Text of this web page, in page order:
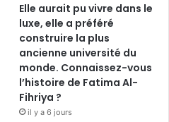
Elle aurait pu vivre dans le
luxe, elle a préféré
construire la plus
ancienne université du
monde. Connaissez-vous
l’histoire de Fatima Al-
Fihriya ?
il y a 6 jours